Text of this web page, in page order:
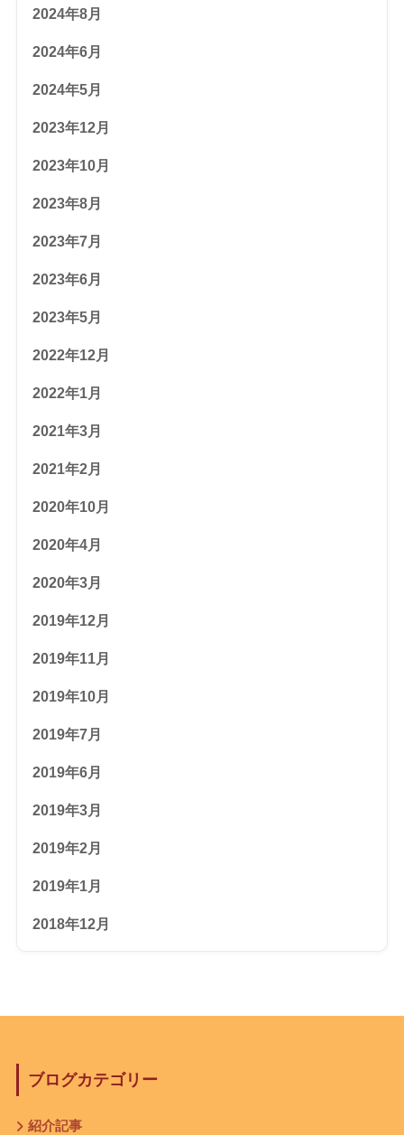
2024年8月
2024年6月
2024年5月
2023年12月
2023年10月
2023年8月
2023年7月
2023年6月
2023年5月
2022年12月
2022年1月
2021年3月
2021年2月
2020年10月
2020年4月
2020年3月
2019年12月
2019年11月
2019年10月
2019年7月
2019年6月
2019年3月
2019年2月
2019年1月
2018年12月
ブログカテゴリー
紹介記事